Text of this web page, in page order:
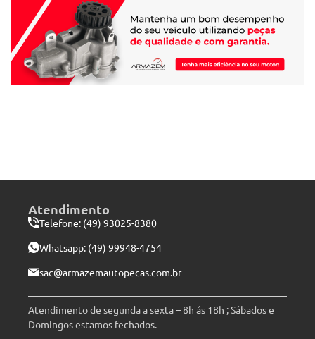
Atendimento
Telefone: (49) 93025-8380
Whatsapp: (49) 99948-4754
sac@armazemautopecas.com.br
Atendimento de segunda a sexta – 8h ás 18h ; Sábados e
Domingos estamos fechados.